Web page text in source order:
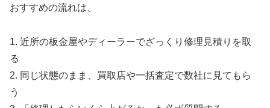
おすすめの流れは、
1. 近所の板金屋やディーラーでざっくり修理見積りを取
る
2. 同じ状態のまま、買取店や一括査定で数社に見てもら
う